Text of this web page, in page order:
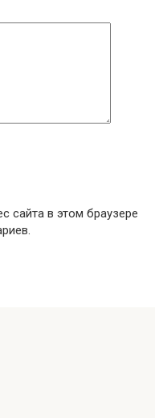
сайта в этом браузере